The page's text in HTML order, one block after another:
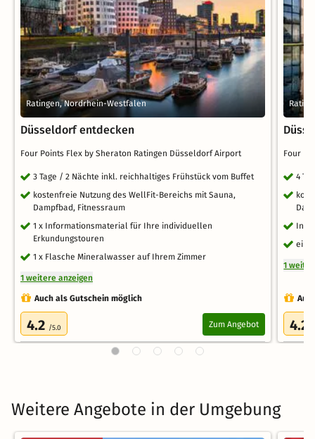
Ratingen, Nordrhein-Westfalen
Düsseldorf entdecken
Four Points Flex by Sheraton Ratingen Düsseldorf Airport
3 Tage / 2 Nächte inkl. reichhaltiges Frühstück vom Buffet
kostenfreie Nutzung des WellFit-Bereichs mit Sauna,
Dampfbad, Fitnessraum
1 x Informationsmaterial für Ihre individuellen
Erkundungstouren
1 x Flasche Mineralwasser auf Ihrem Zimmer
1 weitere anzeigen
Auch als Gutschein möglich
4.2 /5.0 Zum Angebot
Four
4
eine
1
4.2
Weitere Angebote in der Umgebung